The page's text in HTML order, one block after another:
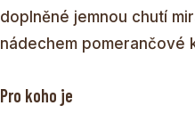
doplněné jemnou chutí
nádechem pomerančové
Pro koho je